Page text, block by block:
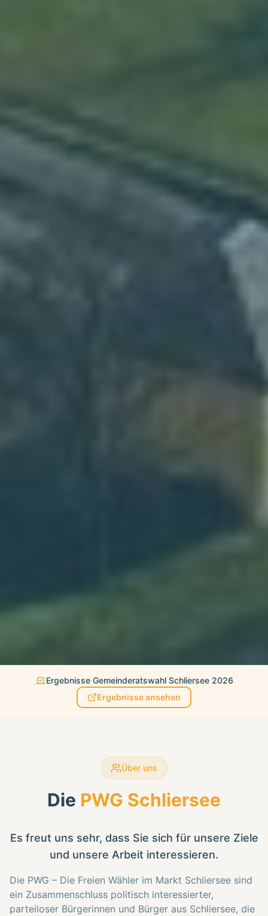
Ergebnisse Gemeinderatswahl Schliersee 2026
Ergebnisse ansehen
Über uns
Die PWG Schliersee
Es freut uns sehr, dass Sie sich für unsere Ziele
und unsere Arbeit interessieren.
Die PWG – Die Freien Wähler im Markt Schliersee sind
ein Zusammenschluss politisch interessierter,
parteiloser Bürgerinnen und Bürger aus Schliersee, die